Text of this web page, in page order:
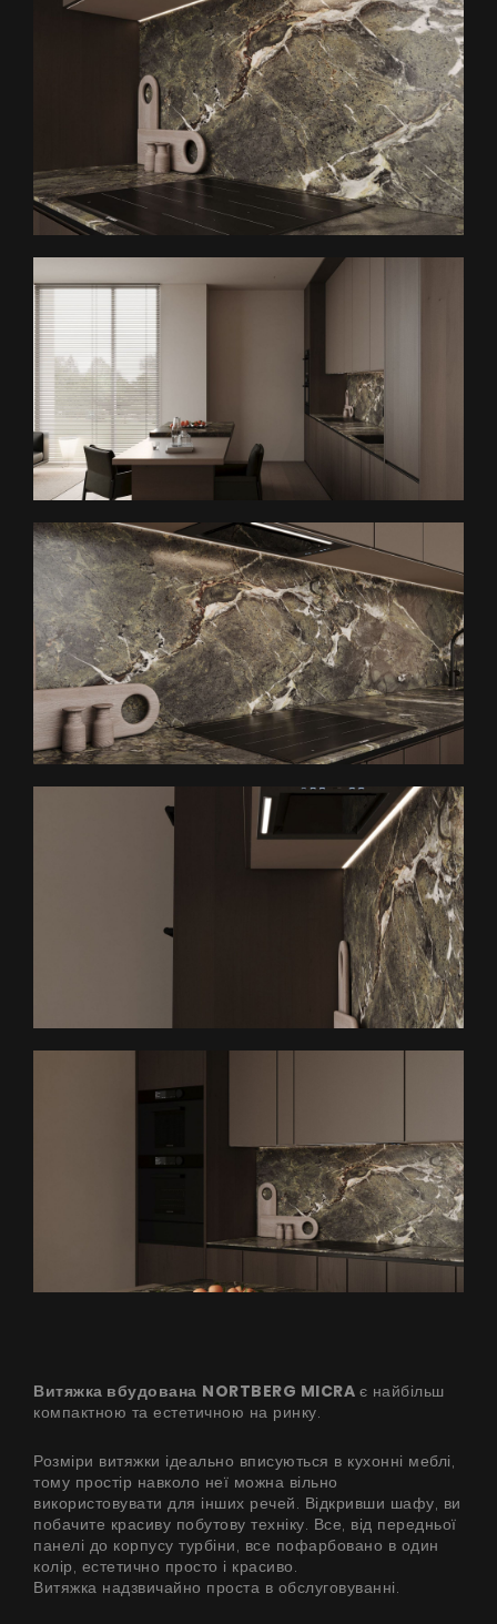
Витяжка вбудована NORTBERG MICRA є найбільш
компактною та естетичною на ринку.
Розміри витяжки ідеально вписуються в кухонні меблі,
тому простір навколо неї можна вільно
використовувати для інших речей. Відкривши шафу, ви
побачите красиву побутову техніку. Все, від передньої
панелі до корпусу турбіни, все пофарбовано в один
колір, естетично просто і красиво.
Витяжка надзвичайно проста в обслуговуванні.